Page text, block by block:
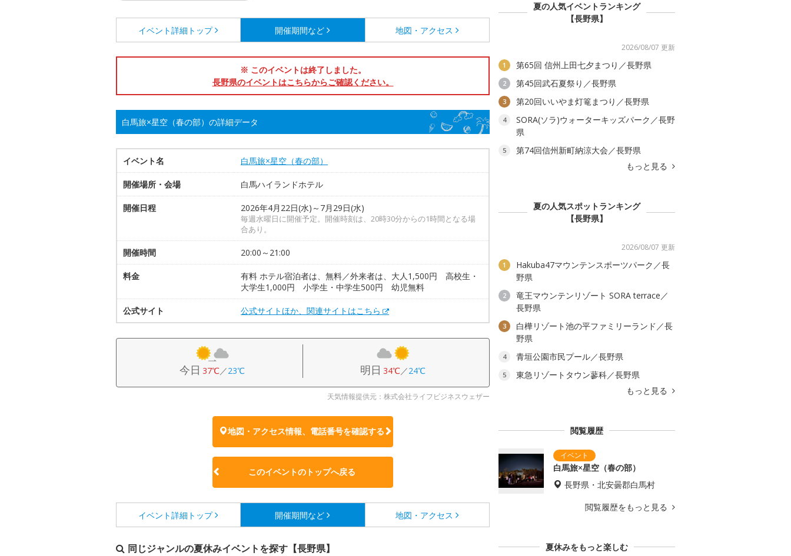
イベント詳細 トップ 開催期間など 地図・アクセス
※ このイベントは終了しました。
長野県のイベントはこちらからご確認ください。
白馬旅×星空（春の部）の詳細データ
イベント名 白馬旅×星空（春の部）
開催場所・会場 白馬ハイランドホテル
開催日程 2026年4月22日(水)～7月29日(水)
毎週水曜日に開催予定。開催時刻は、20時30分からの1時間となる場
合あり。
開催時間 20:00～21:00
料金
有料 ホテル宿泊者は、無料／外来者は、大人1,500円 高校生・
大学生1,000円 小学生・中学生500円 幼児無料
公式サイト 公式サイトほか、関連サイトはこちら
今日 37℃／23℃ 明日 34℃／24℃
天気情報提供元：株式会社ライフビジネスウェザー
地図・アクセス情報、電話番号を確認する
このイベントのトップへ戻る
イベント詳細 トップ 開催期間など 地図・アクセス
同じジャンルの夏休みイベントを探す【長野県】
夏の人気イベントランキング
【長野県】
2026/08/07 更新
1 第65回 信州上田七夕まつり／長野県
2 第45回武石夏祭り／長野県
3 第20回いいやま灯篭まつり／長野県
4
SORA(ソラ)ウォーターキッズパーク／長野
県
5
第74回信州新町納涼大会／長野県
もっと見る
夏の人気スポットランキング
【長野県】
2026/08/07 更新
1
Hakuba47マウンテンスポーツパーク／長
野県
2
竜王マウンテンリゾート SORA terrace／
長野県
3
白樺リゾート池の平ファミリーランド／長
野県
4 青垣公園市民プール／長野県
5
東急リゾートタウン蓼科／長野県
もっと見る
閲覧履歴
白馬旅×星空（春の部）
長野県・北安曇郡白馬村
閲覧履歴をもっと見る
夏休みをもっと楽しむ